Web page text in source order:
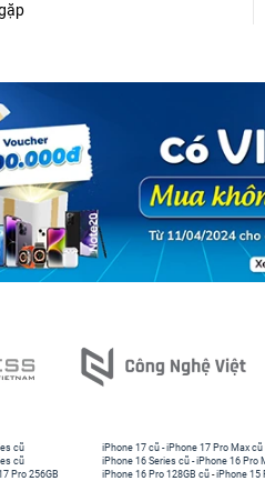
cũ
cũ
Pro 256GB
iPhone 17 cũ -iPhone 17 Pro Max cũ
iPhone 16 Series cũ - iPhone 16 Pro
iPhone 16 Pro 128GB cũ -iPhone 15